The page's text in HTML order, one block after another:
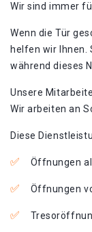
Wir sind immer
Wenn die Tür
helfen wir Ihnen.
während dieses
Unsere
Wir arbeiten an
Diese
Öffnungen
Öffnungen